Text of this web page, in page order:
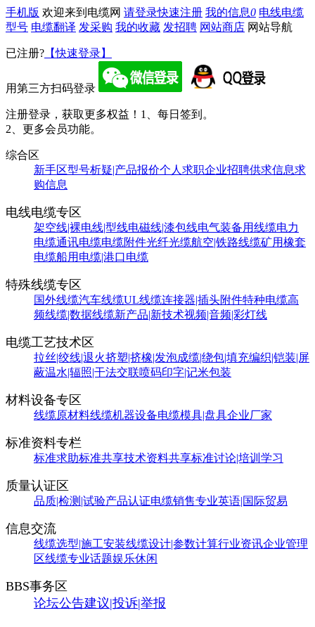
手机版 欢迎来到电缆网 请登录快速注册 我的信息0 电线电缆
型号 电缆翻译 发采购 我的收藏 发招聘 网站商店 网站导航
已注册? 【快速登录】
用第三方扫码登录
注册登录，获取更多权益！ 1、每日签到。
2、更多会员功能。
综合区
新手区型号析疑|产品报价个人求职企业招聘供求信息求
购信息
电线电缆专区
架空线|裸电线|型线电磁线|漆包线电气装备用线缆电力
电缆通讯电缆电缆附件光纤光缆航空|铁路线缆矿用橡套
电缆船用电缆|港口电缆
特殊线缆专区
国外线缆汽车线缆UL线缆连接器|插头附件特种电缆高
频线缆|数据线缆新产品|新技术视频|音频|彩灯线
电缆工艺技术区
拉丝|绞线|退火挤塑|挤橡|发泡成缆|绕包|填充编织|铠装|屏
蔽温水|辐照|干法交联喷码印字|记米包装
材料设备专区
线缆原材料线缆机器设备电缆模具|盘具企业厂家
标准资料专栏
标准求助标准共享技术资料共享标准讨论|培训学习
质量认证区
品质|检测|试验产品认证电缆销售专业英语|国际贸易
信息交流
线缆选型|施工安装线缆设计|参数计算行业资讯企业管理
区线缆专业话题娱乐休闲
BBS事务区
论坛公告建议|投诉|举报